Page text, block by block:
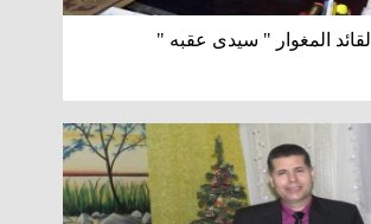
القائد المغوار " سيدى عقبه "